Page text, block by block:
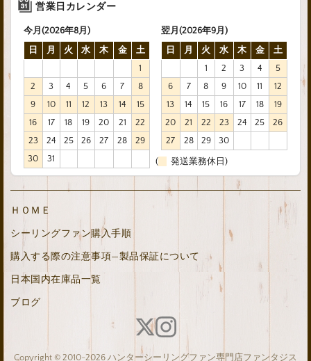
営業日カレンダー
今月(2026年8月)
日
月 火 水 木 金
土
1
2
3 4 5 6 7
8
9
10 11 12 13 14
15
16
17 18 19 20 21
22
23
24 25 26 27 28
29
30
31
翌月(2026年9月)
日
月 火 水 木 金
土
1
2 3 4
5
6
7 8 9 10 11
12
13
14 15 16 17 18
19
20
21 22 23 24 25
26
27
28 29 30
( 発送業務休日)
ＨＯＭＥ
シーリングファン購入手順
購入する際の注意事項—製品保証について
日本国内在庫品一覧
ブログ
Copyright © 2010-2026 ハンターシーリングファン専門店ファンタジス